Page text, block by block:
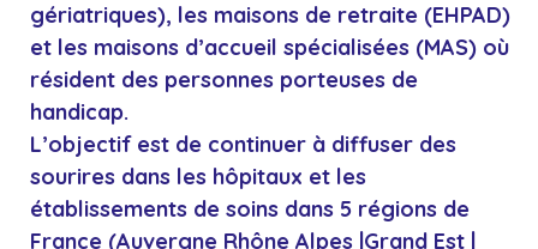
gériatriques), les maisons de retraite (EHPAD)
et les maisons d’accueil spécialisées (MAS) où
résident des personnes porteuses de
handicap.
L’objectif est de continuer à diffuser des
sourires dans les hôpitaux et les
établissements de soins dans 5 régions de
France (Auvergne Rhône Alpes |Grand Est |